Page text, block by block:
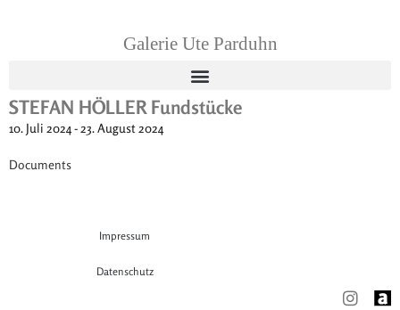
Galerie Ute Parduhn
STEFAN HÖLLER Fundstücke
10. Juli 2024 - 23. August 2024
Documents
Impressum
Datenschutz